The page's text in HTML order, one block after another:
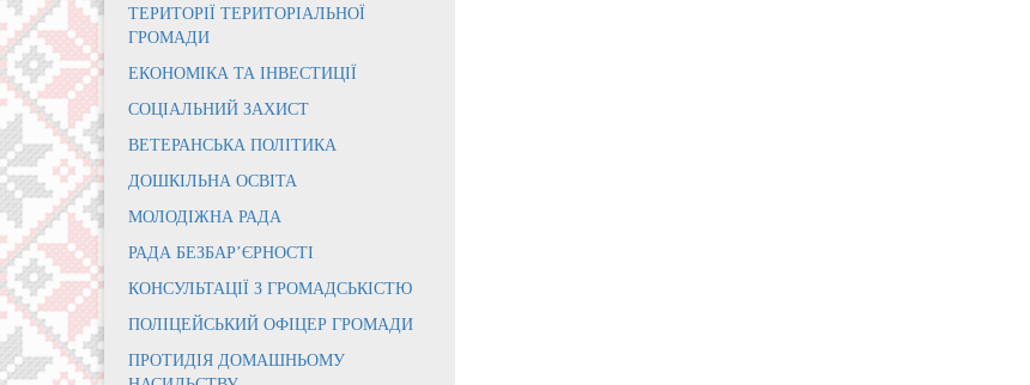
ТЕРИТОРІЇ ТЕРИТОРІАЛЬНОЇ
ГРОМАДИ
ЕКОНОМІКА ТА ІНВЕСТИЦІЇ
СОЦІАЛЬНИЙ ЗАХИСТ
ВЕТЕРАНСЬКА ПОЛІТИКА
ДОШКІЛЬНА ОСВІТА
МОЛОДІЖНА РАДА
РАДА БЕЗБАР’ЄРНОСТІ
КОНСУЛЬТАЦІЇ З ГРОМАДСЬКІСТЮ
ПОЛІЦЕЙСЬКИЙ ОФІЦЕР ГРОМАДИ
ПРОТИДІЯ ДОМАШНЬОМУ